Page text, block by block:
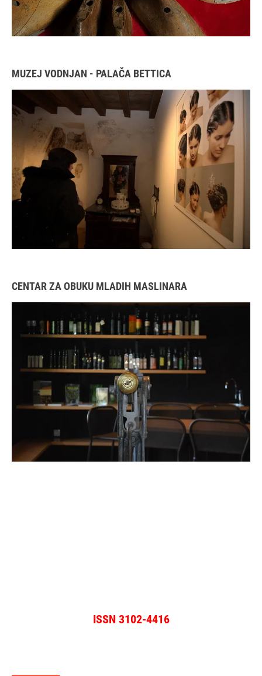
MUZEJ VODNJAN - PALAČA BETTICA
CENTAR ZA OBUKU MLADIH MASLINARA
ISSN 3102-4416